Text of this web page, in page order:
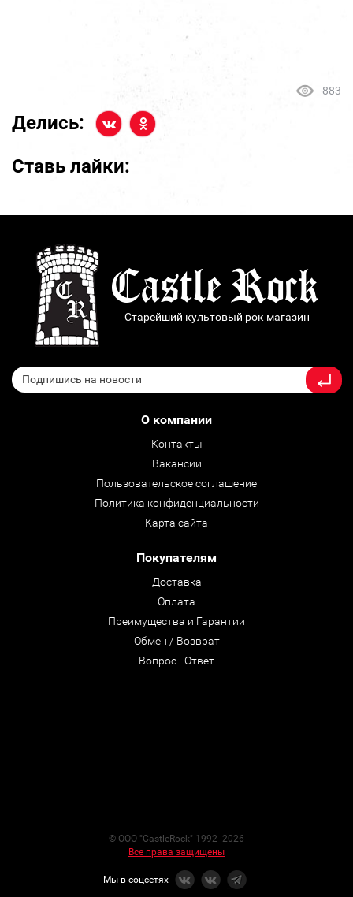
883
Делись:
Ставь лайки:
Старейший культовый рок магазин
О компании
Контакты
Вакансии
Пользовательское соглашение
Политика конфиденциальности
Карта сайта
Покупателям
Доставка
Оплата
Преимущества и Гарантии
Обмен / Возврат
Вопрос - Ответ
© ООО "CastleRock" 1992- 2026
Все права защищены
Мы в соцсетях